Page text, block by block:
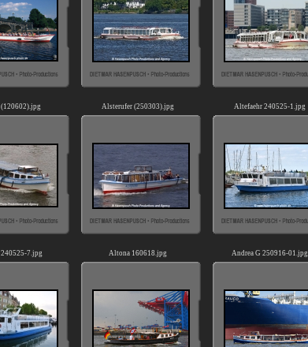
Alsterufer (250303).jpg Altefaehr 240525-1.jpg
7.jpg Altona 160618.jpg Andrea G 250916-01.jpg